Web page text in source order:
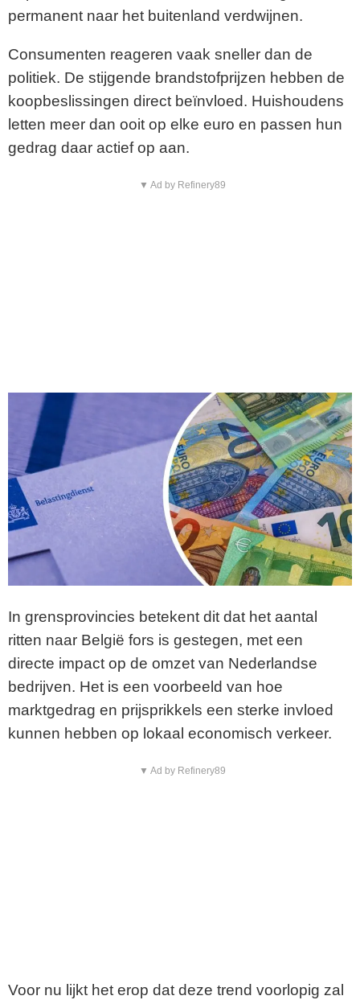
permanent naar het buitenland verdwijnen.
Consumenten reageren vaak sneller dan de
politiek. De stijgende brandstofprijzen hebben de
koopbeslissingen direct beïnvloed. Huishoudens
letten meer dan ooit op elke euro en passen hun
gedrag daar actief op aan.
▼ Ad by Refinery89
In grensprovincies betekent dit dat het aantal
ritten naar België fors is gestegen, met een
directe impact op de omzet van Nederlandse
bedrijven. Het is een voorbeeld van hoe
marktgedrag en prijsprikkels een sterke invloed
kunnen hebben op lokaal economisch verkeer.
▼ Ad by Refinery89
Voor nu lijkt het erop dat deze trend voorlopig zal